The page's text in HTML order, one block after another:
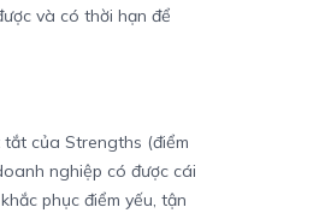
và có thời hạn để
của Strengths (điểm
nghiệp có được cái
phục điểm yếu, tận